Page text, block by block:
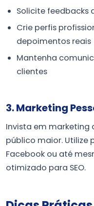
Solicite feedbacks
Crie perfis
depoimentos reais
Mantenha
clientes
3. Marketing
Invista em
público maior.
Facebook ou até
otimizado para SEO.